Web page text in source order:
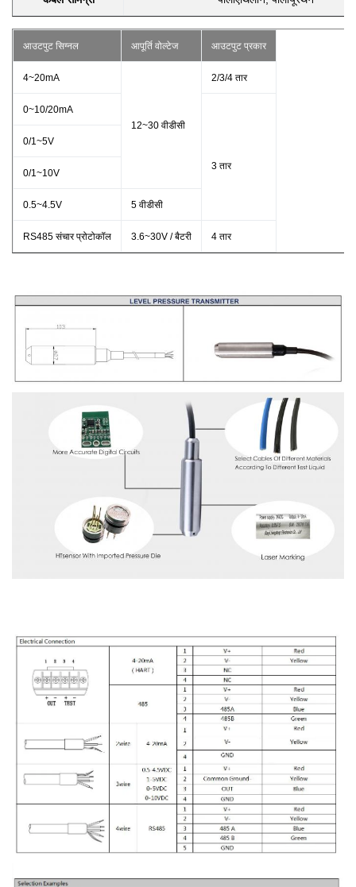
आउटपुट सिग्नल आपूर्ति वोल्टेज आउटपुट प्रकार
4~20mA
12~30 वीडीसी
2/3/4 तार
0~10/20mA
3 तार
0/1~5V
0/1~10V
0.5~4.5V 5 वीडीसी
RS485 संचार प्रोटोकॉल 3.6~30V / बैटरी 4 तार